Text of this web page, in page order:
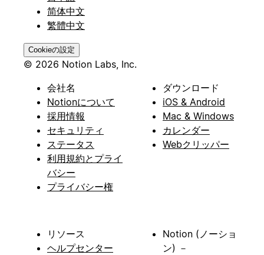
简体中文
繁體中文
Cookieの設定
© 2026 Notion Labs, Inc.
会社名
Notionについて
採用情報
セキュリティ
ステータス
利用規約とプライ
バシー
プライバシー権
ダウンロード
iOS & Android
Mac & Windows
カレンダー
Webクリッパー
リソース
ヘルプセンター
Notion (ノーショ
ン) －